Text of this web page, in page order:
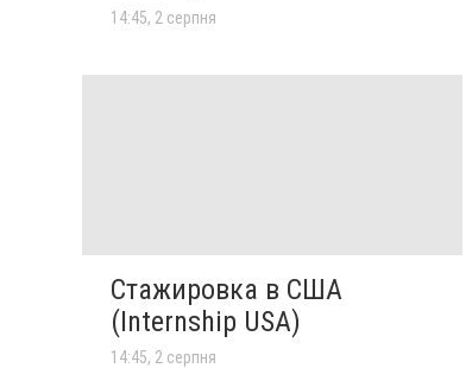
14:45, 2 серпня
Стажировка в США
(Internship USA)
14:45, 2 серпня